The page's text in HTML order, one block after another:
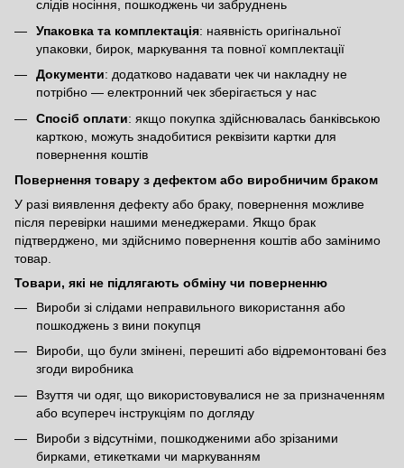
слідів носіння, пошкоджень чи забруднень
Упаковка та комплектація: наявність оригінальної
упаковки, бирок, маркування та повної комплектації
Документи: додатково надавати чек чи накладну не
потрібно — електронний чек зберігається у нас
Спосіб оплати: якщо покупка здійснювалась банківською
карткою, можуть знадобитися реквізити картки для
повернення коштів
Повернення товару з дефектом або виробничим браком
У разі виявлення дефекту або браку, повернення можливе
після перевірки нашими менеджерами. Якщо брак
підтверджено, ми здійснимо повернення коштів або замінимо
товар.
Товари, які не підлягають обміну чи поверненню
Вироби зі слідами неправильного використання або
пошкоджень з вини покупця
Вироби, що були змінені, перешиті або відремонтовані без
згоди виробника
Взуття чи одяг, що використовувалися не за призначенням
або всупереч інструкціям по догляду
Вироби з відсутніми, пошкодженими або зрізаними
бирками, етикетками чи маркуванням